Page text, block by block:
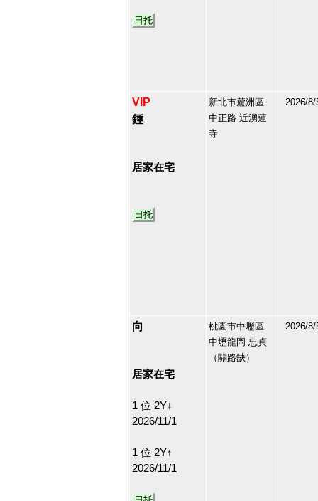
日托
VIP
鍾
居家在宅
日托
新北市蘆洲區
中正路 近湧蓮
寺
2026/8/
向
居家在宅
1 位 2Y↓
2026/11/1
1 位 2Y↑
2026/11/1
桃園市中壢區
中壢龍岡 忠貞
（關路缺）
2026/8/